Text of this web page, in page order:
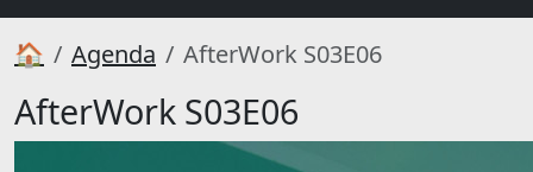
🏠 Agenda AfterWork S03E06
AfterWork S03E06